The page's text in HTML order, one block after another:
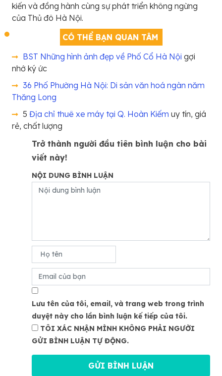
kiến và đồng hành cùng sự phát triển không ngừng
của Thủ đô Hà Nội.
CÓ THỂ BẠN QUAN TÂM
BST Những hình ảnh đẹp về Phố Cổ Hà Nội gợi
nhớ ký ức
36 Phố Phường Hà Nội: Di sản văn hoá ngàn năm
Thăng Long
5 Địa chỉ thuê xe máy tại Q. Hoàn Kiếm uy tín, giá
rẻ, chất lượng
Trở thành người đầu tiên bình luận cho bài
viết này!
NỘI DUNG BÌNH LUẬN
Lưu tên của tôi, email, và trang web trong trình
duyệt này cho lần bình luận kế tiếp của tôi.
TÔI XÁC NHẬN MÌNH KHÔNG PHẢI NGƯỜI
GỬI BÌNH LUẬN TỰ ĐỘNG.